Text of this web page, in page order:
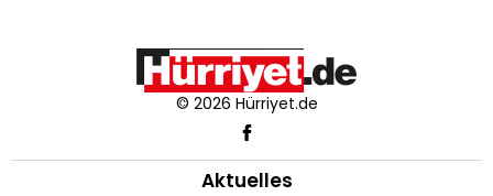
© 2026 Hürriyet.de
Aktuelles